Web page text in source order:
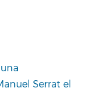
Serrat el